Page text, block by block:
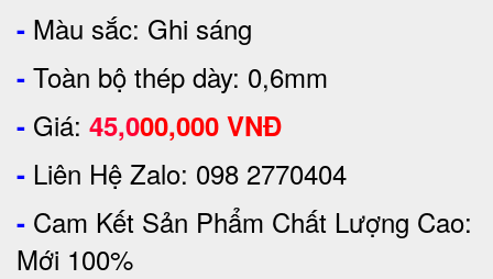
- Màu sắc: Ghi sáng
- Toàn bộ thép dày: 0,6mm
- Giá: 45,000,000 VNĐ
- Liên Hệ Zalo: 098 2770404
- Cam Kết Sản Phẩm Chất Lượng Cao:
Mới 100%